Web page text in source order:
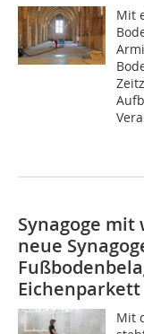
Mit
Synagoge
neue
Eichenparkett
Mit